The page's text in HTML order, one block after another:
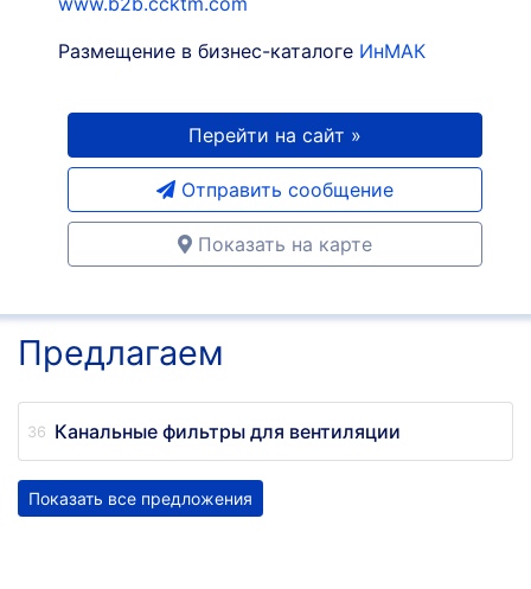
Размещение в бизнес-каталоге ИнМАК
Перейти на сайт »
Отправить сообщение
Показать на карте
Предлагаем
Канальные фильтры для вентиляции
Показать все предложения